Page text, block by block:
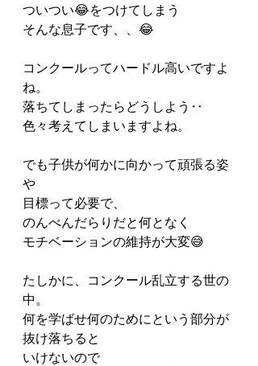
ついつい😂をつけてしまう
そんな息子です、、😂
コンクールってハードル高いですよ
ね。
落ちてしまったらどうしよう‥
色々考えてしまいますよね。
でも子供が何かに向かって頑張る姿
や
目標って必要で、
のんべんだらりだと何となく
モチベーションの維持が大変😅
たしかに、コンクール乱立する世の
中。
何を学ばせ何のためにという部分が
抜け落ちると
いけないので